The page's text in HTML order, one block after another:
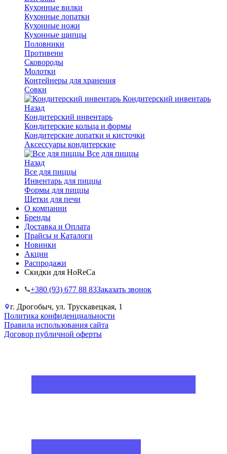
Кухонные вилки
Кухонные лопатки
Кухонные ножи
Кухонные щипцы
Половники
Противени
Сковороды
Молотки
Контейнеры для хранения
Совки
Кондитерский инвентарь
Назад
Кондитерский инвентарь
Кондитерские кольца и формы
Кондитерские лопатки и кисточки
Аксессуары кондитерские
Все для пиццы
Назад
Все для пиццы
Инвентарь для пиццы
Формы для пиццы
Щетки для печи
О компании
Бренды
Доставка и Оплата
Прайсы и Каталоги
Новинки
Акции
Распродажи
Скидки для HoReCa
+38‎0 (93) 677 88 83Заказать звонок
г. Дрогобыч, ул. Трускавецкая, 1
Политика конфиденциальности
Правила использования сайта
Договор публичной оферты